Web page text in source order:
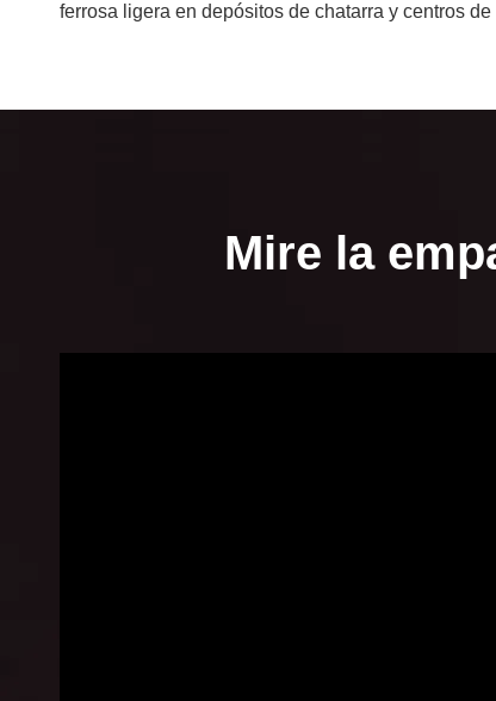
ferrosa ligera en depósitos de chatarra y centros
Mire la